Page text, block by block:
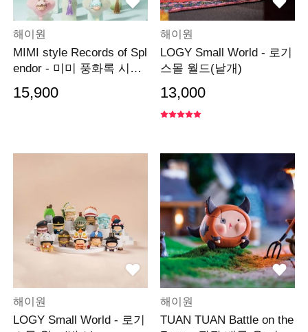
해이원
MIMI style Records of Spl
endor - 미미 풍화록 시리
즈 향낭 펜던트
15,900
해이원
LOGY Small World - 로기
스몰 월드(낱개)
13,000
해이원
LOGY Small World - 로기
해이원
TUAN TUAN Battle on the